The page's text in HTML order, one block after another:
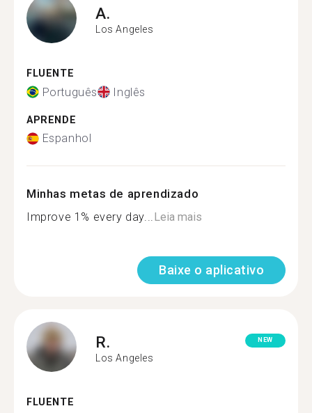
A.
Los Angeles
FLUENTE
Português Inglês
APRENDE
Espanhol
Minhas metas de aprendizado
Improve 1% every day...Leia mais
Baixe o aplicativo
R.
Los Angeles
NEW
FLUENTE